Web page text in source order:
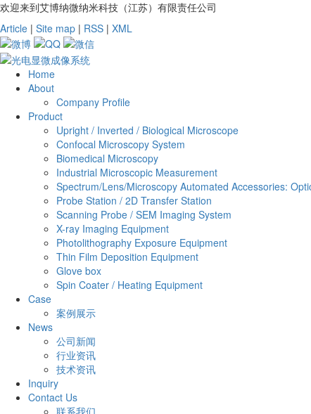
欢迎来到艾博纳微纳米科技（江苏）有限责任公司
Article | Site map | RSS | XML
Home
About
Company Profile
Product
Upright / Inverted / Biological Microscope
Confocal Microscopy System
Biomedical Microscopy
Industrial Microscopic Measurement
Spectrum/Lens/Microscopy Automated Accessories:
Probe Station / 2D Transfer Station
Scanning Probe / SEM Imaging System
X-ray Imaging Equipment
Photolithography Exposure Equipment
Thin Film Deposition Equipment
Glove box
Spin Coater / Heating Equipment
Case
案例展示
News
公司新闻
行业资讯
技术资讯
Inquiry
Contact Us
联系我们